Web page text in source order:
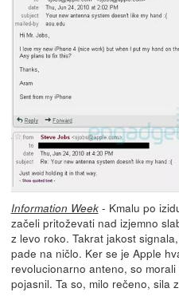
Information Week- Kmalu po
začeli pritoževati nad izjemno
z levo roko. Takrat jakost
pade na ničlo. Ker se je Apple
revolucionarno anteno, so
pojasnil. Ta so, milo rečeno, sila